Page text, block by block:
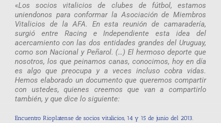
«Los socios vitalicios de clubes de fútbol, estamos
uniendonos para conformar la Asociación de Miembros
Vitalicios de la AFA. En esta reunión de camaradería,
surgió entre Racing e Independiente esta idea del
acercamiento con las dos entidades grandes del Uruguay,
como son Nacional y Peñarol. (…) El hermoso deporte que
nosotros, los que peinamos canas, conocimos, hoy en día
es algo que preocupa y a veces incluso cobra vidas.
Hemos elaborado un documento que queremos compartir
con ustedes, quienes creemos que van a compartirlo
también, y que dice lo siguiente:
Encuentro Rioplatense de socios vitalicios, 14 y 15 de junio del 2013.